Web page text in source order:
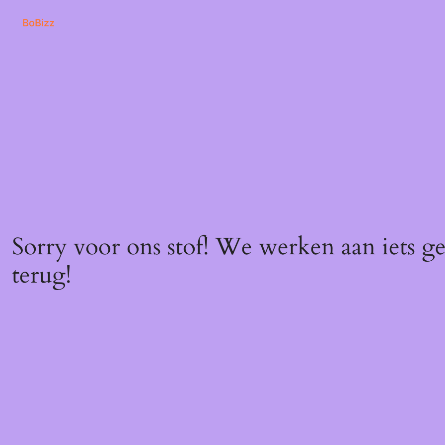
BoBizz
Sorry voor ons stof! We werken aan iets
terug!